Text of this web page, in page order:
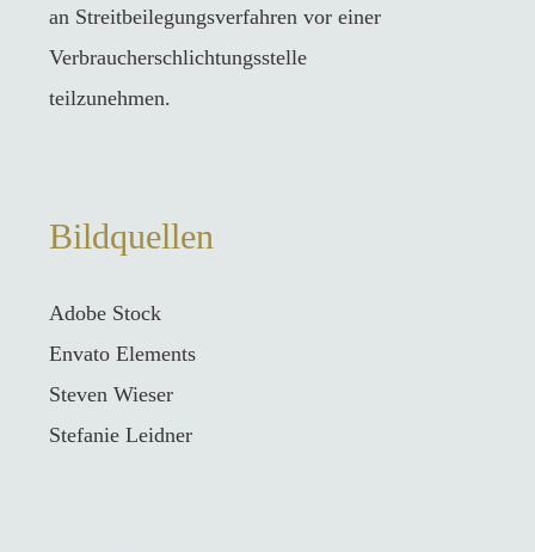
an Streitbeilegungsverfahren vor einer
Verbraucherschlichtungsstelle
teilzunehmen.
Bildquellen
Adobe Stock
Envato Elements
Steven Wieser
Stefanie Leidner